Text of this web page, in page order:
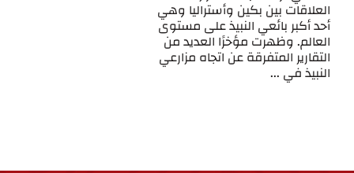
العلاقات بين بكين وأستراليا وهي
أحد أكبر بائعي النبيذ على مستوى
العالم. وظهرت مؤخرًا العديد من
التقارير المتفرقة عن اتجاه مزارعي
النبيذ في ...